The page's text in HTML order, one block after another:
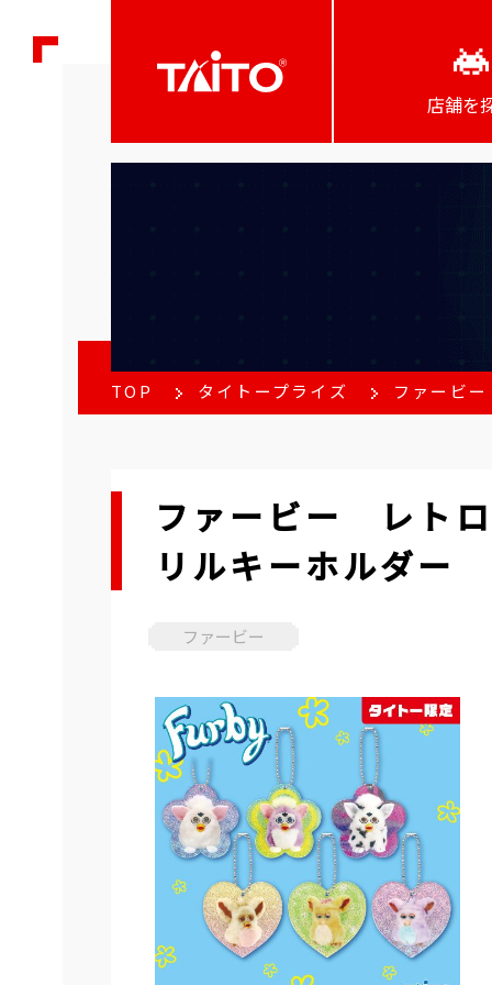
店舗を
TOP タイトープライズ ファービ
ファービー レト
リルキーホルダー
ファービー